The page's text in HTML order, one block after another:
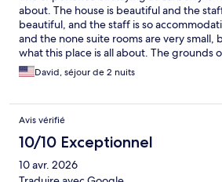
about. The house is beautiful and the
beautiful, and the staff is so
and the none suite rooms are very small,
what this place is all about. The grounds
beautiful and worth exploring from the
trees make sure to take advantage of the
David, séjour de 2 nuits
Avis vérifié
10/10 Exceptionnel
10 avr. 2026